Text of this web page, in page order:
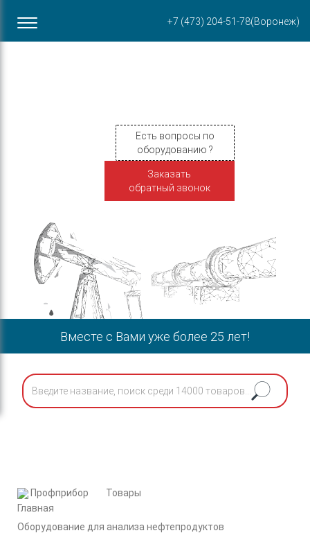
+7 (473) 204-51-78(Воронеж)
ул. Пирогова, 87Б
Есть вопросы по
оборудованию ?
Заказать
обратный звонок
Вместе с Вами уже более 25 лет!
Профприбор Товары
Оборудование для анализа нефтепродуктов